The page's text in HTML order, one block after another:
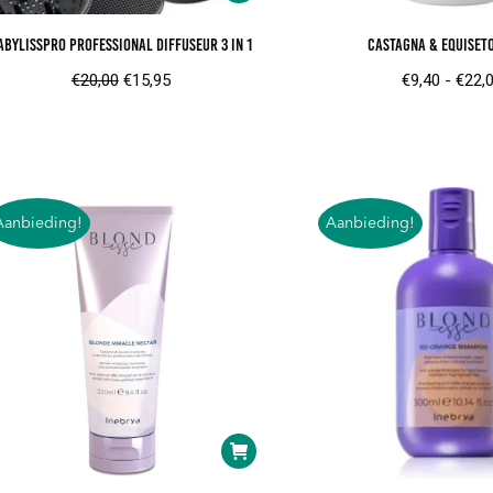
Professional Diffuseur 3 in 1
€20,00 Oorspronkelijke
€15,95Huidige
Castagna &
€9,40 - €
Aanbieding!